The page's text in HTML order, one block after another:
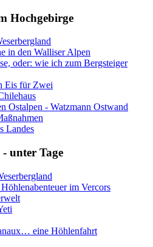
Hochgebirge
in den Walliser Alpen
oder: wie ich zum Bergsteiger
Eis für Zwei
Ostalpen - Watzmann Ostwand
Landes
unter Tage
im Vercors
eine Höhlenfahrt